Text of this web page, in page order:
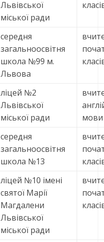
Львівської
міської ради
середня
загальноосвітня
школа №99 м.
Львова
ліцей №2
Львівської
міської ради
мови
середня
загальноосвітня
школа №13
ліцей №10 імені
святої Марії
Магдалени
Львівської
міської ради